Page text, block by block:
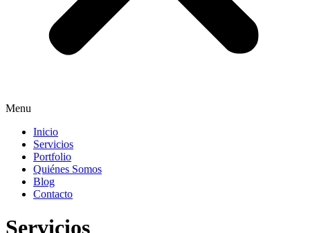
Menu
Inicio
Servicios
Portfolio
Quiénes Somos
Blog
Contacto
Servicios